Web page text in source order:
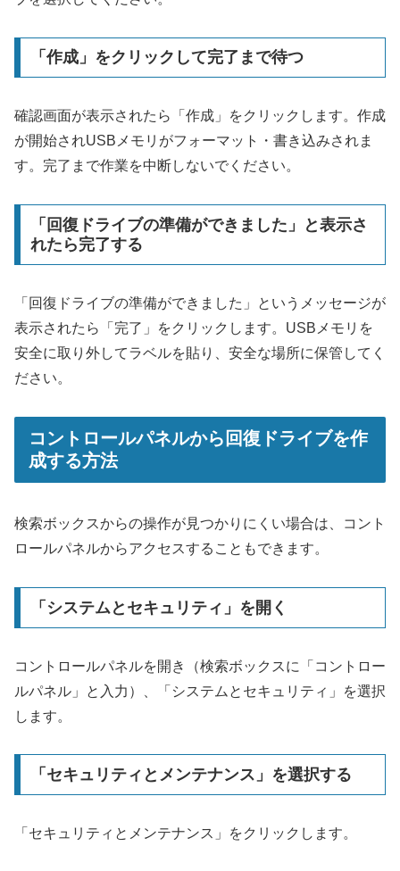
「作成」をクリックして完了まで待つ
確認画面が表示されたら「作成」をクリックします。作成
が開始されUSBメモリがフォーマット・書き込みされま
す。完了まで作業を中断しないでください。
「回復ドライブの準備ができました」と表示さ
れたら完了する
「回復ドライブの準備ができました」というメッセージが
表示されたら「完了」をクリックします。USBメモリを
安全に取り外してラベルを貼り、安全な場所に保管してく
ださい。
コントロールパネルから回復ドライブを作
成する方法
検索ボックスからの操作が見つかりにくい場合は、コント
ロールパネルからアクセスすることもできます。
「システムとセキュリティ」を開く
コントロールパネルを開き（検索ボックスに「コントロー
ルパネル」と入力）、「システムとセキュリティ」を選択
します。
「セキュリティとメンテナンス」を選択する
「セキュリティとメンテナンス」をクリックします。